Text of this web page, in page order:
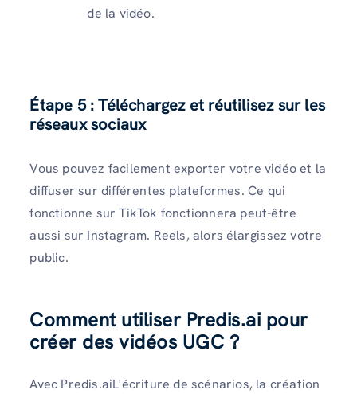
de la vidéo.
Étape 5 : Téléchargez et réutilisez sur les
réseaux sociaux
Vous pouvez facilement exporter votre vidéo et la
diffuser sur différentes plateformes. Ce qui
fonctionne sur TikTok fonctionnera peut-être
aussi sur Instagram. Reels, alors élargissez votre
public.
Comment utiliser Predis.ai pour
créer des vidéos UGC ?
Avec Predis.aiL'écriture de scénarios, la création